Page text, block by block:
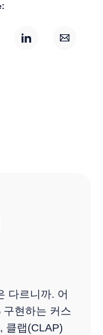
다르니까. 어
현하는 커스
클랩(CLAP)